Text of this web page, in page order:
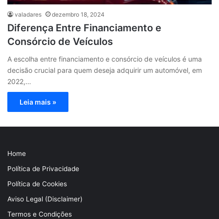
valadares dezembro 18, 2024
Diferença Entre Financiamento e
Consórcio de Veículos
A escolha entre financiamento e consórcio de veículos é uma
decisão crucial para quem deseja adquirir um automóvel, em
2022,…
Leia mais »
Home
Política de Privacidade
Política de Cookies
Aviso Legal (Disclaimer)
Termos e Condições